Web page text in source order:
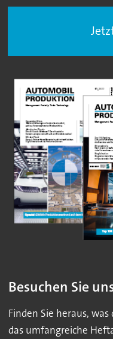
Besuchen Sie
Finden Sie heraus,
das umfangreiche